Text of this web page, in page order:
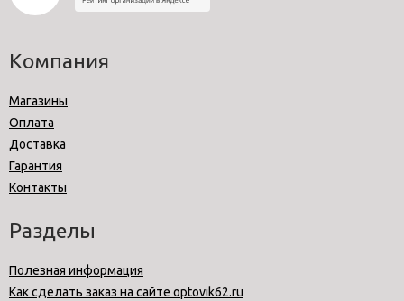
Компания
Магазины
Оплата
Доставка
Гарантия
Контакты
Разделы
Полезная информация
Как сделать заказ на сайте optovik62.ru